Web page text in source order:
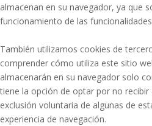
almacenan en su navegador, ya que
funcionamiento de las
También utilizamos cookies de
comprender cómo utiliza este sitio
almacenarán en su navegador solo
tiene la opción de optar por no recibir
exclusión voluntaria de algunas de
experiencia de navegación.